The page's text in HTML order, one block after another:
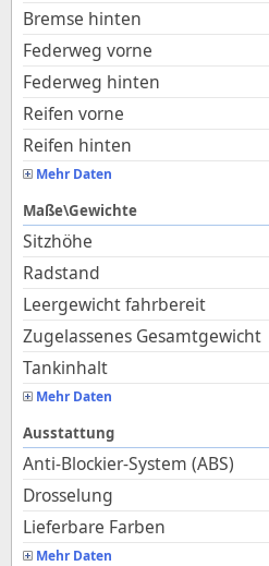
Bremse hinten
Federweg vorne
Federweg hinten
Reifen vorne
Reifen hinten
Mehr Daten
Maße\Gewichte
Sitzhöhe
Radstand
Leergewicht fahrbereit
Zugelassenes Gesamtgewicht
Tankinhalt
Mehr Daten
Ausstattung
Anti-Blockier-System (ABS)
Drosselung
Lieferbare Farben
Mehr Daten